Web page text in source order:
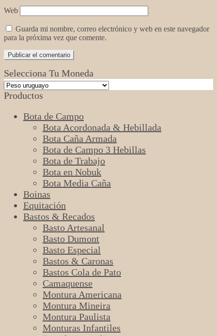
Web
Guarda mi nombre, correo electrónico y web en este navegador
para la próxima vez que comente.
Selecciona Tu Moneda
Productos
Bota de Campo
Bota Acordonada & Hebillada
Bota Caña Armada
Bota de Campo 3 Hebillas
Bota de Trabajo
Bota en Nobuk
Bota Media Caña
Boinas
Equitación
Bastos & Recados
Basto Artesanal
Basto Dumont
Basto Especial
Bastos & Caronas
Bastos Cola de Pato
Camaquense
Montura Americana
Montura Mineira
Montura Paulista
Monturas Infantiles